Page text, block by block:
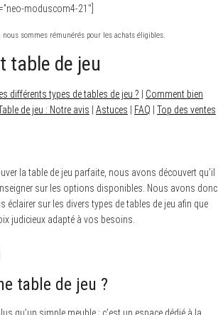
moduscom4-21″]
nous sommes rémunérés pour les achats éligibles.
table de jeu
différents types de tables de jeu ?
Comment bien
de jeu : Notre avis Astuces FAQ Top des ventes
la table de jeu parfaite, nous avons découvert qu’il
sur les options disponibles. Nous avons donc
éclairer sur les divers types de tables de jeu afin que
judicieux adapté à vos besoins.
table de jeu ?